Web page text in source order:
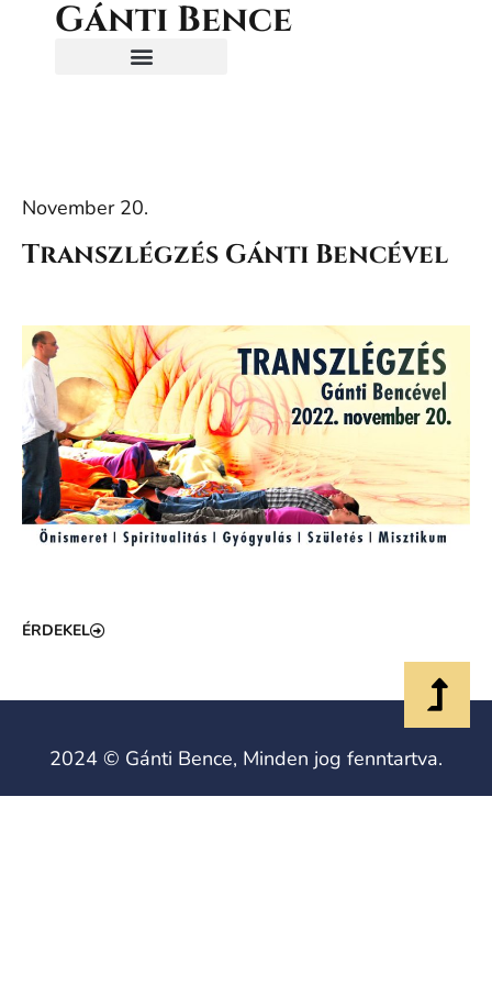
Gánti Bence
November 20.
Transzlégzés Gánti Bencével
ÉRDEKEL
2024 © Gánti Bence, Minden jog fenntartva.